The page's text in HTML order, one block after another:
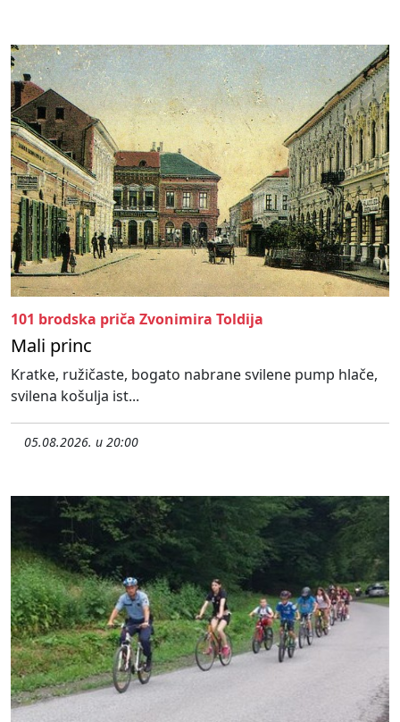
101 brodska priča Zvonimira Toldija
Mali princ
Kratke, ružičaste, bogato nabrane svilene pump hlače,
svilena košulja ist...
05.08.2026. u 20:00